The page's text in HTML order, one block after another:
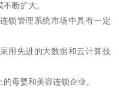
断扩大。
锁管理系统市场中具有一定
用先进的大数据和云计算技
母婴和美容连锁企业。